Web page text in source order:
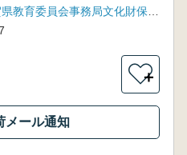
＋
メール通知